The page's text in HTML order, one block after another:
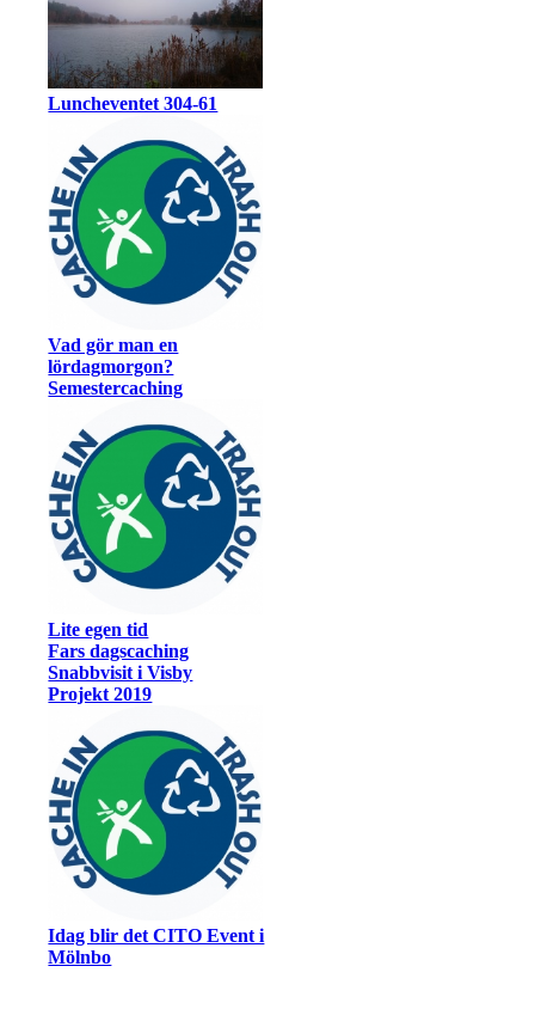
Luncheventet 304-61
Vad gör man en
lördagmorgon?
Semestercaching
Lite egen tid
Fars dagscaching
Snabbvisit i Visby
Projekt 2019
Idag blir det CITO Event i
Mölnbo